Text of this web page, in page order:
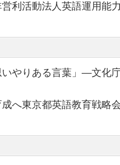
営利活動法人英語運用能
やりある言葉」―文化
成へ東京都英語教育戦略